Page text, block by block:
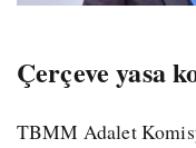
Çerçeve yasa
TBMM Adalet